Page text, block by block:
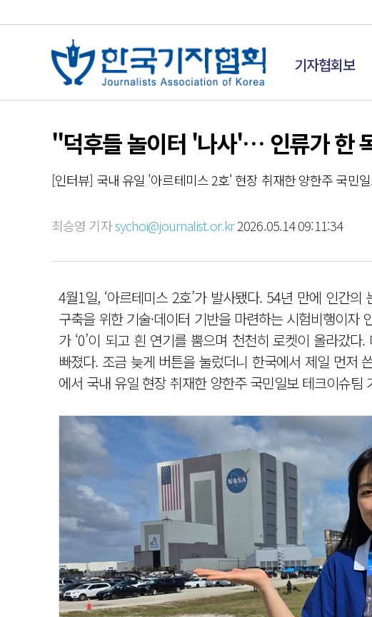
기자협회보
"덕후들 놀이터 '나사'… 인류가 한
[인터뷰] 국내 유일 '아르테미스 2호' 현장 취재한 양한주 국민
최승영 기자sychoi@journalist.or.kr2026.05.14 09:11:34
4월1일, ‘아르테미스 2호’가 발사됐다. 54년 만에 인간
구축을 위한 기술·데이터 기반을 마련하는 시험비행이
가 ‘0’이 되고 흰 연기를 뿜으며 천천히 로켓이 올라갔
빠졌다. 조금 늦게 버튼을 눌렀더니 한국에서 제일 먼저
에서 국내 유일 현장 취재한 양한주 국민일보 테크이슈